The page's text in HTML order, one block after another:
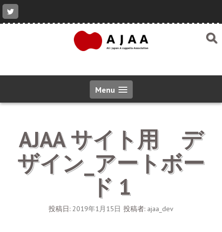
コ
テ
キ
Menu
AJAA サイト用 デ
ザイン_アートボー
ド 1
投稿日: 2019年1月15日 投稿者: ajaa_dev